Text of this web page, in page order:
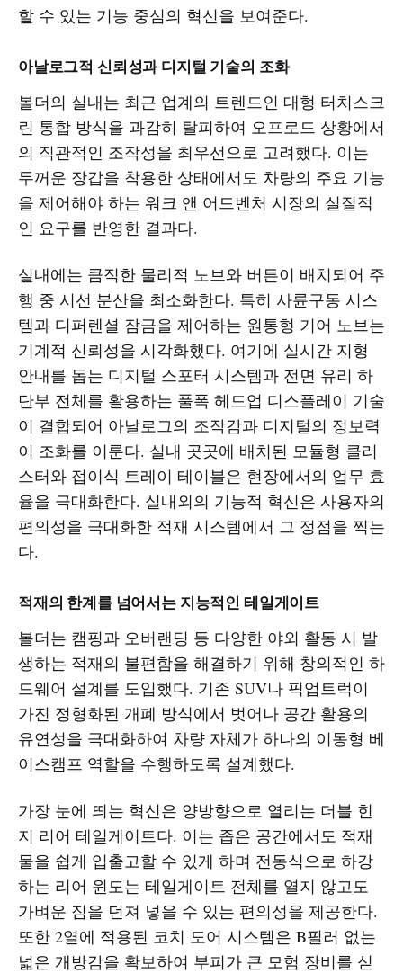
할 수 있는 기능 중심의 혁신을 보여준다.
아날로그적 신뢰성과 디지털 기술의 조화
볼더의 실내는 최근 업계의 트렌드인 대형 터치스크
린 통합 방식을 과감히 탈피하여 오프로드 상황에서
의 직관적인 조작성을 최우선으로 고려했다. 이는
두꺼운 장갑을 착용한 상태에서도 차량의 주요 기능
을 제어해야 하는 워크 앤 어드벤처 시장의 실질적
인 요구를 반영한 결과다.
실내에는 큼직한 물리적 노브와 버튼이 배치되어 주
행 중 시선 분산을 최소화한다. 특히 사륜구동 시스
템과 디퍼렌셜 잠금을 제어하는 원통형 기어 노브는
기계적 신뢰성을 시각화했다. 여기에 실시간 지형
안내를 돕는 디지털 스포터 시스템과 전면 유리 하
단부 전체를 활용하는 풀폭 헤드업 디스플레이 기술
이 결합되어 아날로그의 조작감과 디지털의 정보력
이 조화를 이룬다. 실내 곳곳에 배치된 모듈형 클러
스터와 접이식 트레이 테이블은 현장에서의 업무 효
율을 극대화한다. 실내외의 기능적 혁신은 사용자의
편의성을 극대화한 적재 시스템에서 그 정점을 찍는
다.
적재의 한계를 넘어서는 지능적인 테일게이트
볼더는 캠핑과 오버랜딩 등 다양한 야외 활동 시 발
생하는 적재의 불편함을 해결하기 위해 창의적인 하
드웨어 설계를 도입했다. 기존 SUV나 픽업트럭이
가진 정형화된 개폐 방식에서 벗어나 공간 활용의
유연성을 극대화하여 차량 자체가 하나의 이동형 베
이스캠프 역할을 수행하도록 설계했다.
가장 눈에 띄는 혁신은 양방향으로 열리는 더블 힌
지 리어 테일게이트다. 이는 좁은 공간에서도 적재
물을 쉽게 입출고할 수 있게 하며 전동식으로 하강
하는 리어 윈도는 테일게이트 전체를 열지 않고도
가벼운 짐을 던져 넣을 수 있는 편의성을 제공한다.
또한 2열에 적용된 코치 도어 시스템은 B필러 없는
넓은 개방감을 확보하여 부피가 큰 모험 장비를 싣